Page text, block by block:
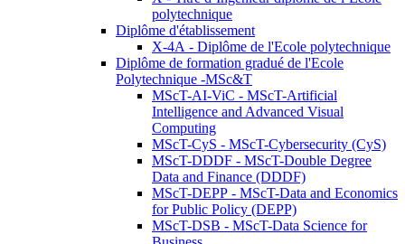
polytechnique
Diplôme d'établissement
X-4A - Diplôme de l'Ecole polytechnique
Diplôme de formation gradué de l'Ecole
Polytechnique -MSc&T
MScT-AI-ViC - MScT-Artificial
Intelligence and Advanced Visual
Computing
MScT-CyS - MScT-Cybersecurity (CyS)
MScT-DDDF - MScT-Double Degree
Data and Finance (DDDF)
MScT-DEPP - MScT-Data and Economics
for Public Policy (DEPP)
MScT-DSB - MScT-Data Science for